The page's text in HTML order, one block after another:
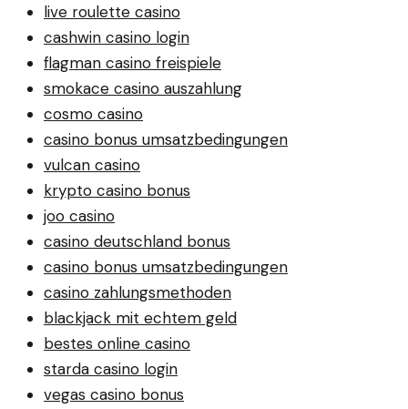
live roulette casino
cashwin casino login
flagman casino freispiele
smokace casino auszahlung
cosmo casino
casino bonus umsatzbedingungen
vulcan casino
krypto casino bonus
joo casino
casino deutschland bonus
casino bonus umsatzbedingungen
casino zahlungsmethoden
blackjack mit echtem geld
bestes online casino
starda casino login
vegas casino bonus